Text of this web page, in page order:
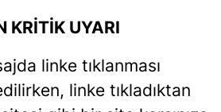
KRİTİK UYARI
linke tıklanması
linke tıkladıktan